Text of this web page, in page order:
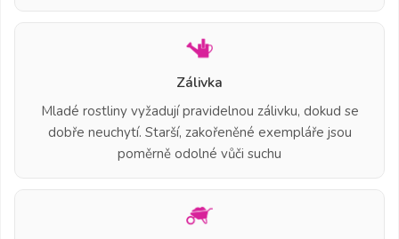
Zálivka
Mladé rostliny vyžadují pravidelnou zálivku, dokud se
dobře neuchytí. Starší, zakořeněné exempláře jsou
poměrně odolné vůči suchu